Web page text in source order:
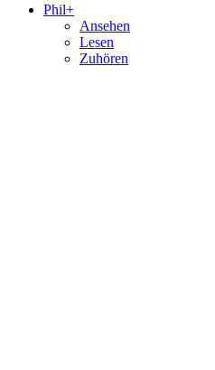
Phil+
Ansehen
Lesen
Zuhören